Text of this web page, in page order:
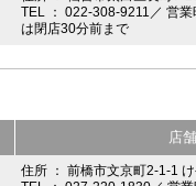
TEL ： 022-308-9211／ 営
は閉店30分前まで
店
住所 ： 前橋市文京町2-1-1